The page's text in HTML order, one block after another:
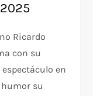
Ricardo
con su
en
su